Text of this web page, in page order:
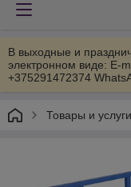
В выходные и
электронном виде: E-
+375291472374
Товары и услуги